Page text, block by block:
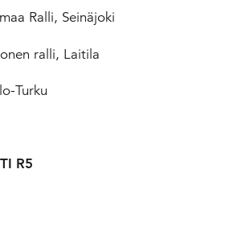
Ralli, Seinäjoki
ralli, Laitila
Turku
R5